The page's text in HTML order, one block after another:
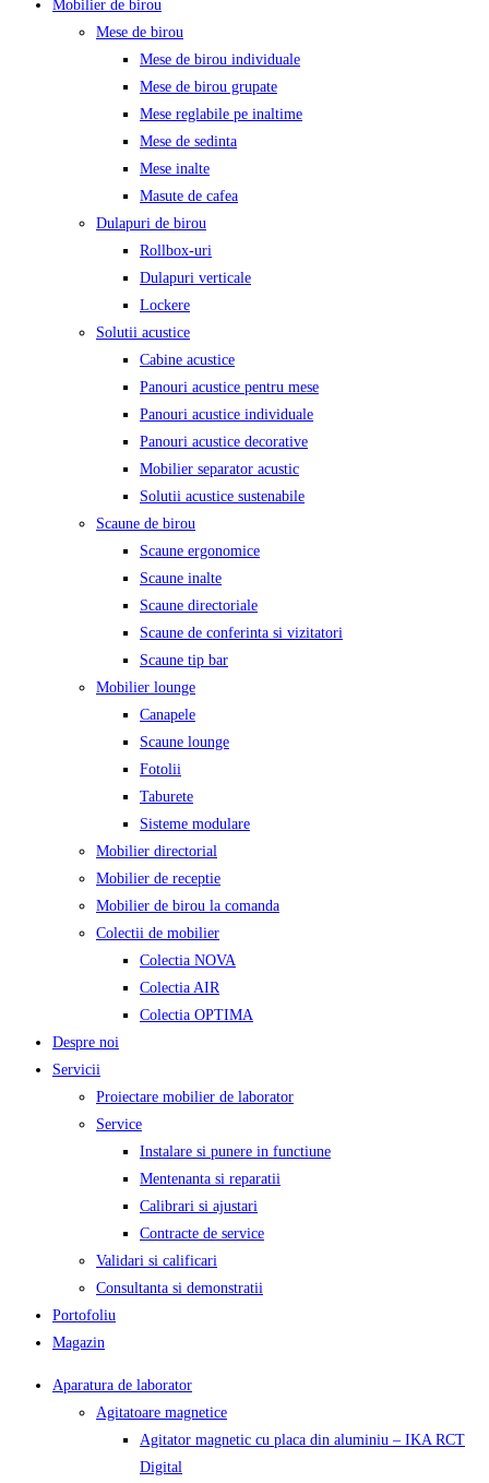
Mobilier de birou
Mese de birou
Mese de birou individuale
Mese de birou grupate
Mese reglabile pe inaltime
Mese de sedinta
Mese inalte
Masute de cafea
Dulapuri de birou
Rollbox-uri
Dulapuri verticale
Lockere
Solutii acustice
Cabine acustice
Panouri acustice pentru mese
Panouri acustice individuale
Panouri acustice decorative
Mobilier separator acustic
Solutii acustice sustenabile
Scaune de birou
Scaune ergonomice
Scaune inalte
Scaune directoriale
Scaune de conferinta si vizitatori
Scaune tip bar
Mobilier lounge
Canapele
Scaune lounge
Fotolii
Taburete
Sisteme modulare
Mobilier directorial
Mobilier de receptie
Mobilier de birou la comanda
Colectii de mobilier
Colectia NOVA
Colectia AIR
Colectia OPTIMA
Despre noi
Servicii
Proiectare mobilier de laborator
Service
Instalare si punere in functiune
Mentenanta si reparatii
Calibrari si ajustari
Contracte de service
Validari si calificari
Consultanta si demonstratii
Portofoliu
Magazin
Aparatura de laborator
Agitatoare magnetice
Agitator magnetic cu placa din aluminiu – IKA RCT
Digital